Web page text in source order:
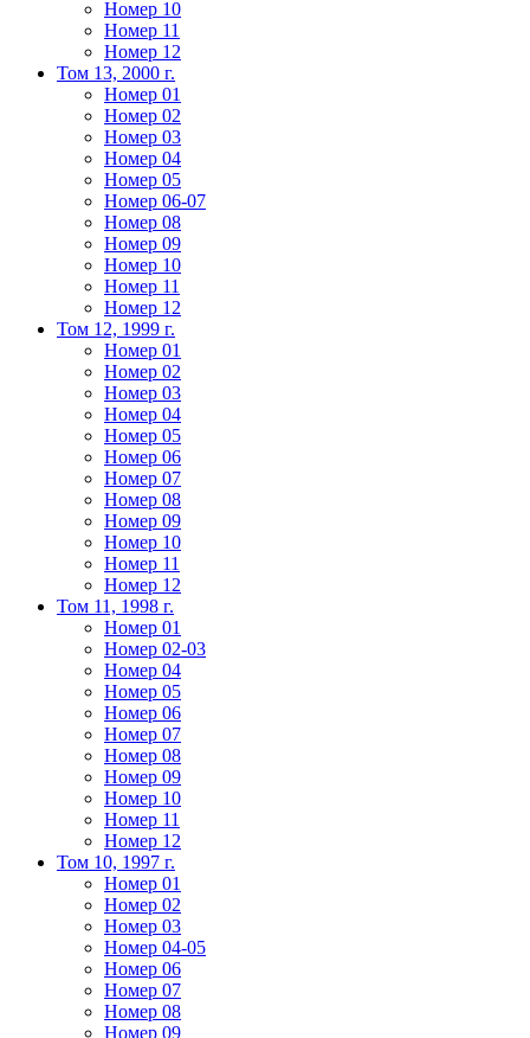
Номер 10
Номер 11
Номер 12
Том 13, 2000 г.
Номер 01
Номер 02
Номер 03
Номер 04
Номер 05
Номер 06-07
Номер 08
Номер 09
Номер 10
Номер 11
Номер 12
Том 12, 1999 г.
Номер 01
Номер 02
Номер 03
Номер 04
Номер 05
Номер 06
Номер 07
Номер 08
Номер 09
Номер 10
Номер 11
Номер 12
Том 11, 1998 г.
Номер 01
Номер 02-03
Номер 04
Номер 05
Номер 06
Номер 07
Номер 08
Номер 09
Номер 10
Номер 11
Номер 12
Том 10, 1997 г.
Номер 01
Номер 02
Номер 03
Номер 04-05
Номер 06
Номер 07
Номер 08
Номер 09